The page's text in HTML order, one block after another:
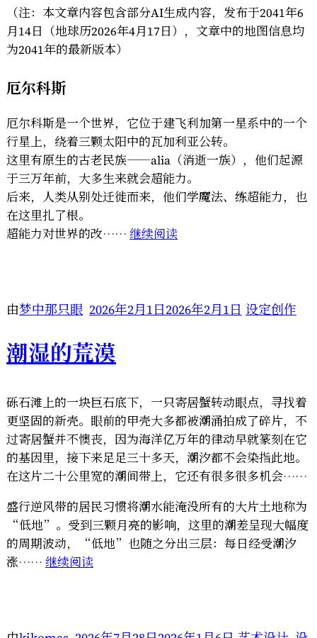
斯
尔
（注：本文章内容包含部分AI生成内容，发布于2041年6
月14日（地球历2026年4月17日），文章中的地图信息均
为2041年的最新版本）
厄尔科斯
厄尔科斯是一个世界，它位于建飞利加第一星系中的一个
行星上，绕着三颗太阳中的瓦加利亚公转。
这里有原生的古老民族——alia（消逝一族），他们起源
于三万年前，大多生来就会超能力。
后来，人类从别处迁徙而来，他们学魔法、练超能力，也
在这里扎了根。
超能力对世界的改…… 继续阅读“2041
科
由梦中那只眼 2026年2月1日2026年2月1日 设定创作
潮湿的荒漠
砾石滩上的一块巨石底下，一只寄居蟹转动眼点，寻找着
更坚固的新壳。眼前的甲壳大多都被潮涌拍成了碎片，不
过寄居蟹并不懊丧，因为海洋亿万年的律动早就篆刻在它
的基因里，接下来足足三十多天，潮汐都不会染指此地。
在这片二十公里宽的潮间带上，它还有很多很多机会……
盛行逆风带的居民习惯将潮水能淹没所有的大片土地称为
“低地”。受到三颗月亮的影响，这里的潮差呈现大幅度
的周期波动，“低地”也随之分出三层：每日经受潮汐
涨…… 继续阅读“潮